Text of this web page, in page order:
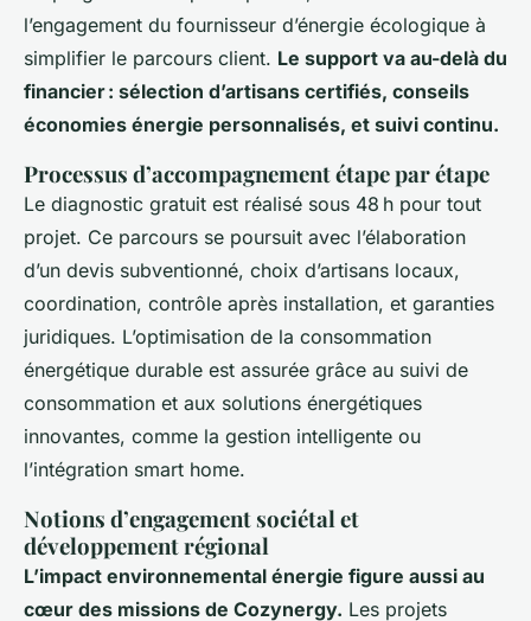
l’engagement du fournisseur d’énergie écologique à
simplifier le parcours client. Le support va au-delà du
financier : sélection d’artisans certifiés, conseils
économies énergie personnalisés, et suivi continu.
Processus d’accompagnement étape par étape
Le diagnostic gratuit est réalisé sous 48 h pour tout
projet. Ce parcours se poursuit avec l’élaboration
d’un devis subventionné, choix d’artisans locaux,
coordination, contrôle après installation, et garanties
juridiques. L’optimisation de la consommation
énergétique durable est assurée grâce au suivi de
consommation et aux solutions énergétiques
innovantes, comme la gestion intelligente ou
l’intégration smart home.
Notions d’engagement sociétal et
développement régional
L’impact environnemental énergie figure aussi au
cœur des missions de Cozynergy. Les projets